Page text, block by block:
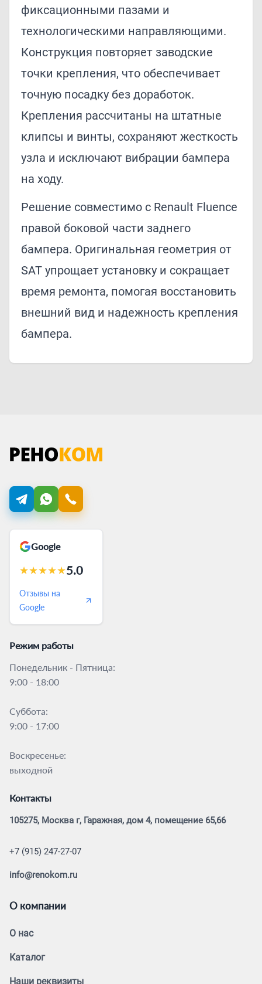
фиксационными пазами и
технологическими направляющими.
Конструкция повторяет заводские
точки крепления, что обеспечивает
точную посадку без доработок.
Крепления рассчитаны на штатные
клипсы и винты, сохраняют жесткость
узла и исключают вибрации бампера
на ходу.
Решение совместимо с Renault Fluence
правой боковой части заднего
бампера. Оригинальная геометрия от
SAT упрощает установку и сокращает
время ремонта, помогая восстановить
внешний вид и надежность крепления
бампера.
Google
★★★★★5.0
Отзывы на
Google
Режим работы
Понедельник - Пятница:
9:00 - 18:00
Суббота:
9:00 - 17:00
Воскресенье:
выходной
Контакты
105275, Москва г, Гаражная, дом 4, помещение 65,66
+7 (915) 247-27-07
info@renokom.ru
О компании
О нас
Каталог
Наши реквизиты